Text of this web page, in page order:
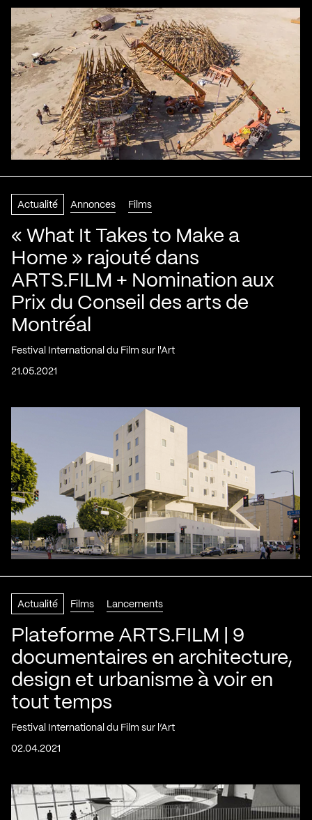
Actualité Annonces Films
« What It Takes to Make a
Home » rajouté dans
ARTS.FILM + Nomination aux
Prix du Conseil des arts de
Montréal
Festival International du Film sur l'Art
21.05.2021
Actualité Films Lancements
Plateforme ARTS.FILM | 9
documentaires en architecture,
design et urbanisme à voir en
tout temps
Festival International du Film sur l’Art
02.04.2021